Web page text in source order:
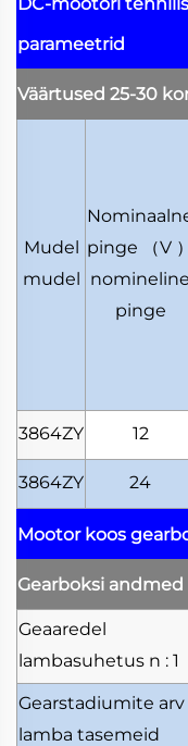
parameetrid
Väärtused 25-30
Mudel
mudel
pinge
（V ）
nomineline
pinge
3864ZY 12
3864ZY 24
Mootor koos
Gearboksi andmed
Geaaredel
lambasuhetus n : 1
Gearstadiumite arv
lamba tasemeid